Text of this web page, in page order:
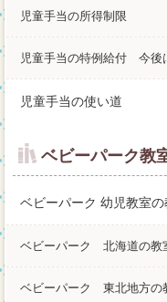
児童手当の所得制限
児童手当の特例給付 今後
児童手当の使い道
ベビーパーク教
ベビーパーク 幼児教室
ベビーパーク 北海道の教
ベビーパーク 東北地方の